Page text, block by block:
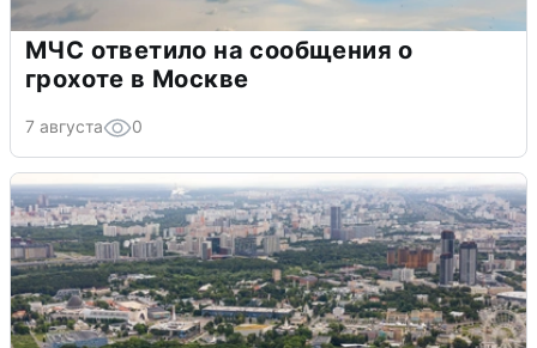
МЧС ответило на сообщения о
грохоте в Москве
7 августа 0